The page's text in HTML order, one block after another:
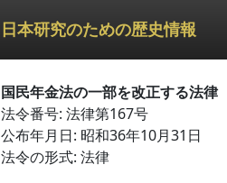
日本研究のための歴史情報
国民年金法の一部を改正する法律
法令番号: 法律第167号
公布年月日: 昭和36年10月31日
法令の形式: 法律